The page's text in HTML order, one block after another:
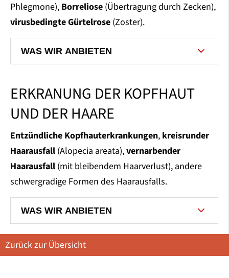
Phlegmone), Borreliose (Übertragung durch Zecken),
virusbedingte Gürtelrose (Zoster).
WAS WIR ANBIETEN
ERKRANUNG DER KOPFHAUT
UND DER HAARE
Entzündliche Kopfhauterkrankungen, kreisrunder
Haarausfall (Alopecia areata),vernarbender
Haarausfall (mit bleibendem Haarverlust), andere
schwergradige Formen des Haarausfalls.
WAS WIR ANBIETEN
Zurück zur Übersicht